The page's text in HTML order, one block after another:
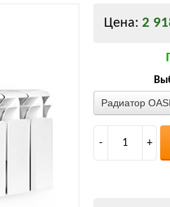
Цена: 2
- 1 +